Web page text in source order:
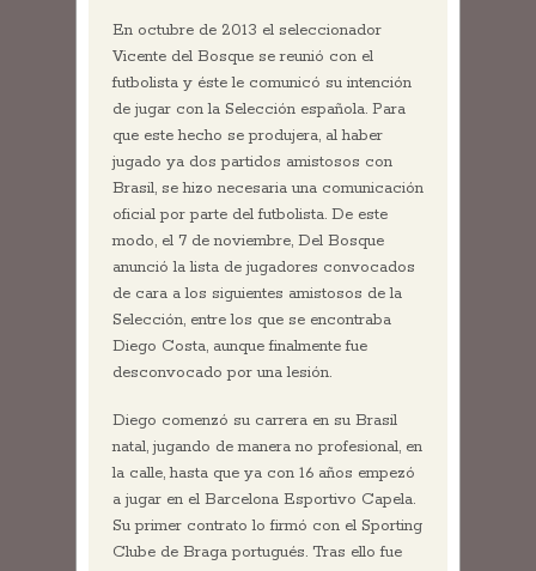
En octubre de 2013 el seleccionador
Vicente del Bosque se reunió con el
futbolista y éste le comunicó su intención
de jugar con la Selección española. Para
que este hecho se produjera, al haber
jugado ya dos partidos amistosos con
Brasil, se hizo necesaria una comunicación
oficial por parte del futbolista. De este
modo, el 7 de noviembre, Del Bosque
anunció la lista de jugadores convocados
de cara a los siguientes amistosos de la
Selección, entre los que se encontraba
Diego Costa, aunque finalmente fue
desconvocado por una lesión.
Diego comenzó su carrera en su Brasil
natal, jugando de manera no profesional, en
la calle, hasta que ya con 16 años empezó
a jugar en el Barcelona Esportivo Capela.
Su primer contrato lo firmó con el Sporting
Clube de Braga portugués. Tras ello fue